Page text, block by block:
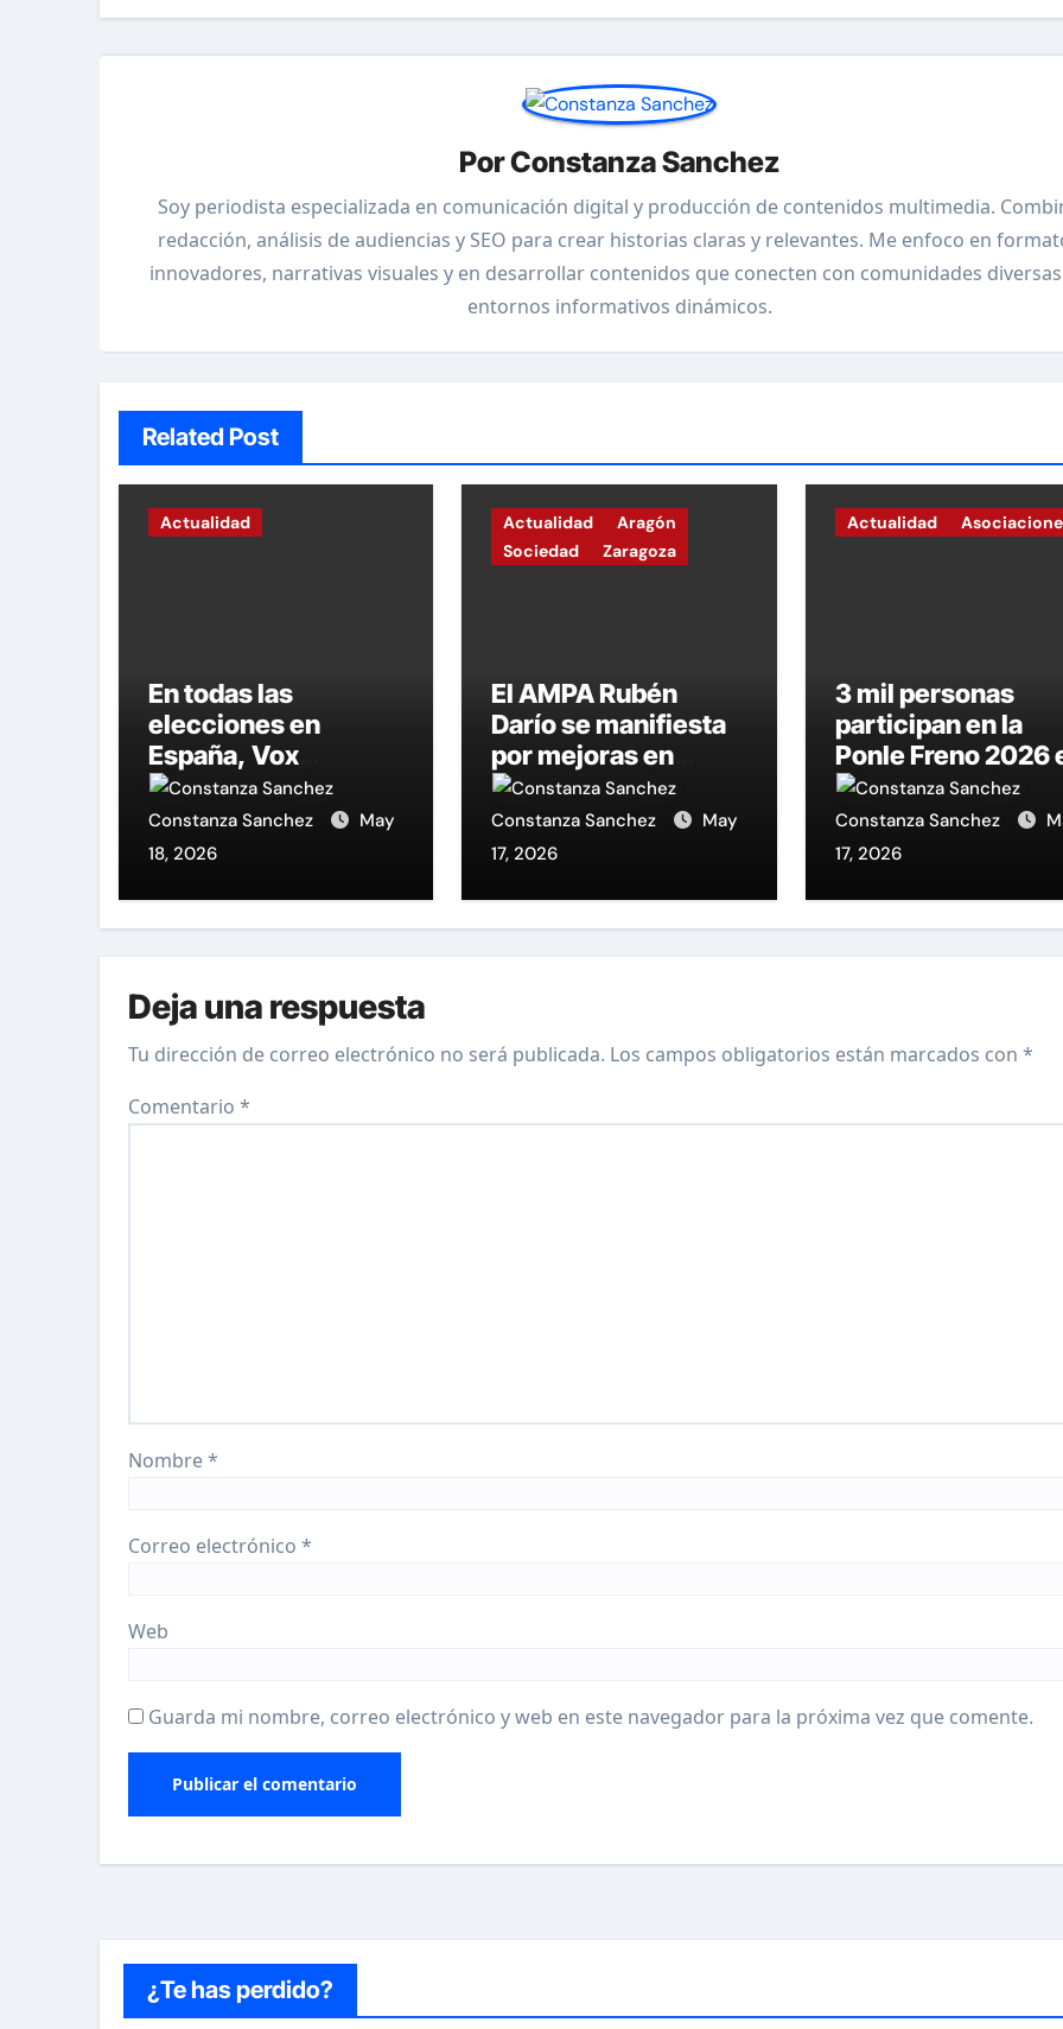
PorConstanza Sanchez
Soy periodista especializada en comunicación digital y producción de contenidos multimedia.
redacción, análisis de audiencias y SEO para crear historias claras y relevantes. Me enfoco en
innovadores, narrativas visuales y en desarrollar contenidos que conecten con comunidades
entornos informativos dinámicos.
Related Post
Actualidad
En todas las
elecciones en
España, Vox
aumenta su
presencia.
Constanza Sanchez
May
18, 2026
Actualidad
Aragón
Sociedad
Zaragoza
El AMPA Rubén
Darío se manifiesta
por mejoras en
educación e inicia
un encierro en apoyo
a la huelga.
Constanza Sanchez
May
17, 2026
Actualidad
3 mil personas
participan en la
Ponle Freno 2026
Zaragoza para
apoyar a las
de accidentes de
Constanza Sanchez
17, 2026
Deja una respuesta
Tu dirección de correo electrónico no será publicada. Los campos obligatorios están marcados con *
Comentario *
Nombre*
Correo electrónico *
Web
Guarda mi nombre, correo electrónico y web en este navegador para la próxima vez que comente.
¿Te has perdido?